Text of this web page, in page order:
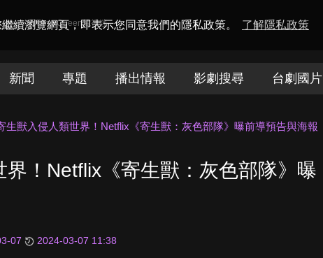
續瀏覽網頁，即表示您同意我們的隱私政策。 了解隱私政策
toDramaQueen電視迷
新聞 專題 播出情報 影劇搜尋 台劇國片
生獸入侵人類世界！Netflix《寄生獸：灰色部隊》曝前導預告與海報
！Netflix《寄生獸：灰色部隊》曝
07 2024-03-07 11:38